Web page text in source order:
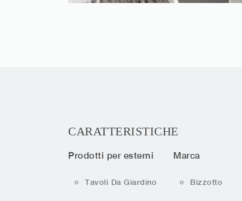
CARATTERISTICHE
Prodotti per esterni
Tavoli Da Giardino
Marca
Bizzotto